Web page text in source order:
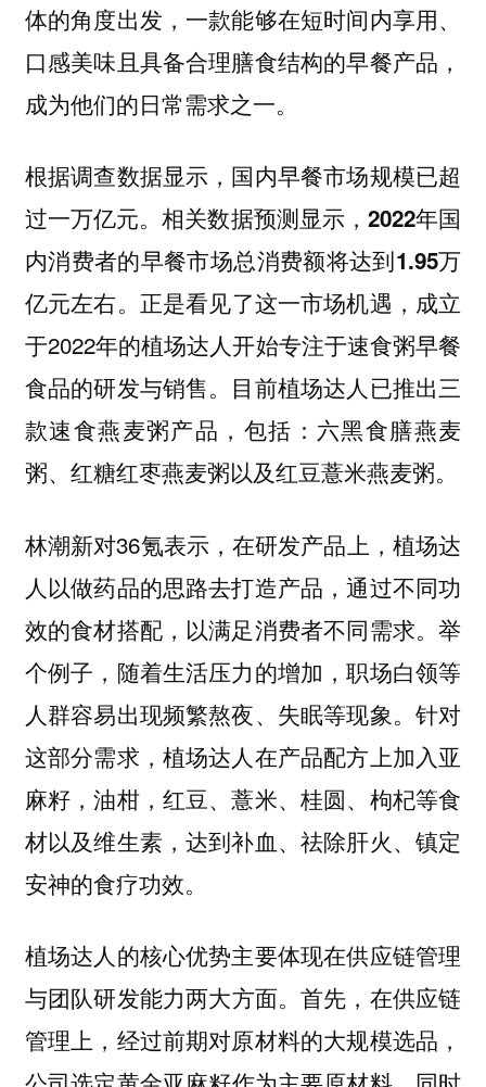
体的角度出发，一款能够在短时间内享用、
口感美味且具备合理膳食结构的早餐产品，
成为他们的日常需求之一。
根据调查数据显示，国内早餐市场规模已超
过一万亿元。相关数据预测显示， 2022年国
内消费者的早餐市场总消费额将达到1.95万
亿元左右。正是看见了这一市场机遇，成立
于2022年的植场达人开始专注于速食粥早餐
食品的研发与销售。目前植场达人已推出三
款速食燕麦粥产品，包括： 六黑食膳燕麦
粥、红糖红枣燕麦粥以及红豆薏米燕麦粥。
林潮新对36氪表示，在研发产品上，植场达
人以做药品的思路去打造产品，通过不同功
效的食材搭配，以满足消费者不同需求。举
个例子，随着生活压力的增加，职场白领等
人群容易出现频繁熬夜、失眠等现象。针对
这部分需求，植场达人在产品配方上加入亚
麻籽，油柑，红豆、薏米、桂圆、枸杞等食
材以及维生素，达到补血、祛除肝火、镇定
安神的食疗功效。
植场达人的核心优势主要体现在供应链管理
与团队研发能力两大方面。首先，在供应链
管理上，经过前期对原材料的大规模选品，